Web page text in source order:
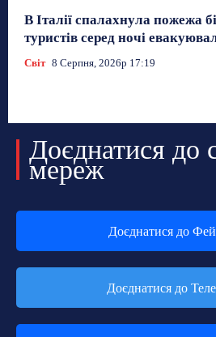
В Італії спалахнула пожежа
туристів серед ночі
Світ 8 Серпня, 2026р 17:19
Доєднатися до
мереж
Доєднатися до
Доєднатися до